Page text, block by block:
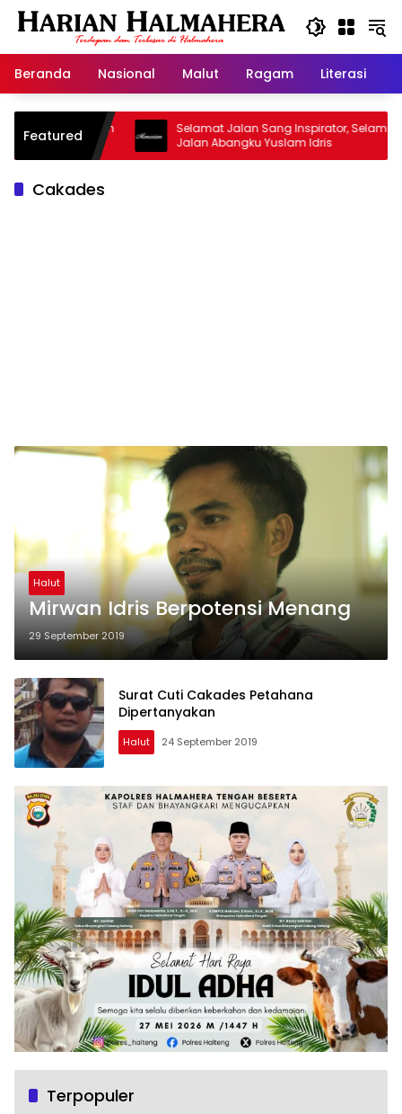
Langsung
Beranda
Nasional Malut Ragam Literasi
Featured
Warisan
Selamat Jalan Sang Inspirator, Selamat
Jalan Abangku Yuslam Idris
Cakades
Halut
Mirwan Idris Berpotensi Menang
29 September 2019
Surat Cuti Cakades Petahana
Dipertanyakan
Halut 24 September 2019
Terpopuler